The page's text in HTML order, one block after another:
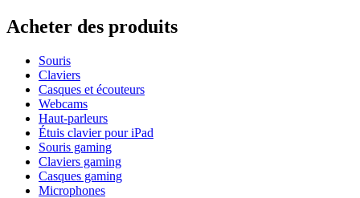
Acheter des produits
Souris
Claviers
Casques et écouteurs
Webcams
Haut-parleurs
Étuis clavier pour iPad
Souris gaming
Claviers gaming
Casques gaming
Microphones